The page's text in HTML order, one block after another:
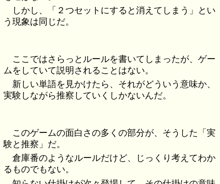
しかし、「２つセットにすると消えてしまう」とい
う現象は同じだ。
ここではさらっとルールを書いてしまったが、ゲー
ムをしていて説明されることはない。
新しい単語を見かけたら、それがどういう意味か、
実験しながら推察していくしかないんだ。
このゲームの面白さの多くの部分が、そうした「実
験と推察」だ。
倉庫番のようなルールだけど、じっくり考えてわか
るものでもない。